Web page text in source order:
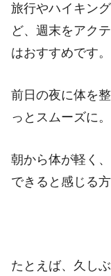
旅行やハイキン
ど、週末をアク
はおすすめです。
前日の夜に体を
っとスムーズに。
朝から体が軽く
できると感じる
たとえば、久し